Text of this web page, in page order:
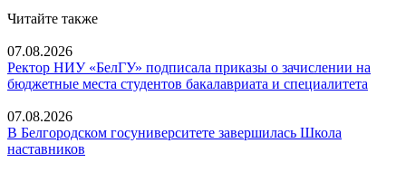
Читайте также
07.08.2026
Ректор НИУ «БелГУ» подписала приказы о зачислении на
бюджетные места студентов бакалавриата и специалитета
07.08.2026
В Белгородском госуниверситете завершилась Школа
наставников